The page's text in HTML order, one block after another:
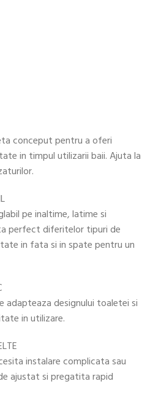
conceput pentru a oferi
in timpul utilizarii baii. Ajuta la
pe inaltime, latime si
perfect diferitelor tipuri de
in fata si in spate pentru un
adapteaza designului toaletei si
in utilizare.
instalare complicata sau
ajustat si pregatita rapid